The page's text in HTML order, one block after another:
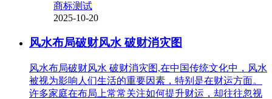
商标测试
2025-10-20
风水布局破财风水 破财消灾图
风水布局破财风水 破财消灾图,在中国传统文化中，风水
被视为影响人们生活的重要因素，特别是在财运方面。
许多家庭在布局上常常关注如何提升财运，却往往忽视